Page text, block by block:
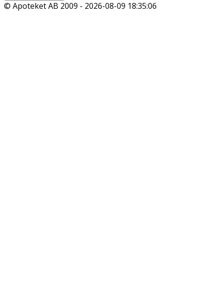
© Apoteket AB 2009 - 2026-08-09 18:35:06